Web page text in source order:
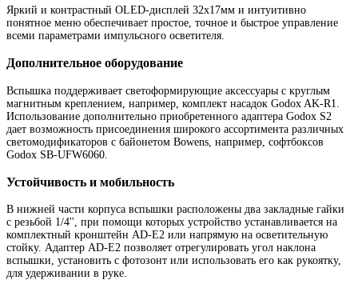
Яркий и контрастный OLED-дисплей 32х17мм и интуитивно
понятное меню обеспечивает простое, точное и быстрое управление
всеми параметрами импульсного осветителя.
Дополнительное оборудование
Вспышка поддерживает светоформирующие аксессуары с круглым
магнитным креплением, например, комплект насадок Godox AK-R1.
Использование дополнительно приобретенного адаптера Godox S2
дает возможность присоединения широкого ассортимента различных
светомодификаторов с байонетом Bowens, например, софтбоксов
Godox SB-UFW6060.
Устойчивость и мобильность
В нижней части корпуса вспышки расположены два закладные гайки
с резьбой 1/4'', при помощи которых устройство устанавливается на
комплектный кронштейн AD-E2 или напрямую на осветительную
стойку. Адаптер AD-E2 позволяет отрегулировать угол наклона
вспышки, установить с фотозонт или использовать его как рукоятку,
для удерживании в руке.